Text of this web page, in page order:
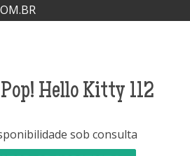
Hello Kitty 112
sob consulta